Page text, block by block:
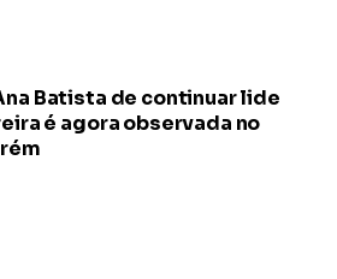
Batista de continuar lide
é agora observada no